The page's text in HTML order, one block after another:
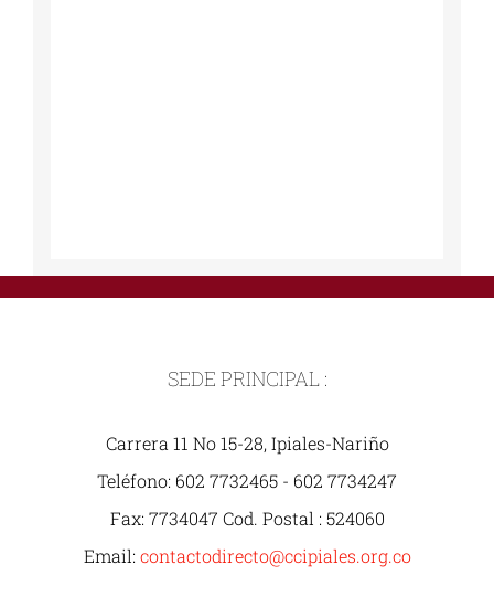
SEDE PRINCIPAL :
Carrera 11 No 15-28, Ipiales-Nariño
Teléfono: 602 7732465 - 602 7734247
Fax: 7734047 Cod. Postal : 524060
Email: contactodirecto@ccipiales.org.co